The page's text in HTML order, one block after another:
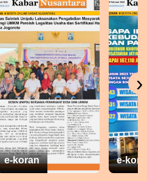
e-koran e-
›